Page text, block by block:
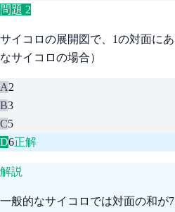
問題 2
サイコロの展開図で、1の対面に
なサイコロの場合）
A2
B3
C5
D6正解
解説
一般的なサイコロでは対面の和が